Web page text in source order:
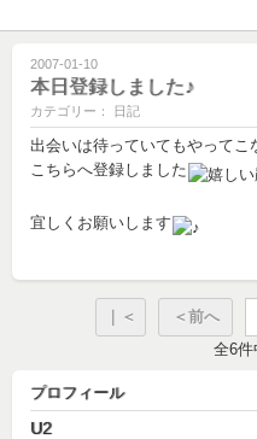
2007-01-10
本日登録しました♪
カテゴリー： 日記
出会いは待っていてもやってこ
こちらへ登録しました
宜しくお願いします
｜＜ ＜前へ
全6件
プロフィール
U2